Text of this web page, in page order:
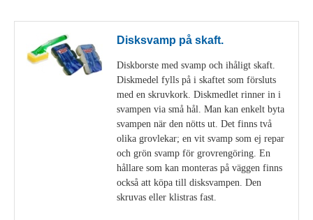
Disksvamp på skaft.
Diskborste med svamp och ihåligt skaft.
Diskmedel fylls på i skaftet som försluts
med en skruvkork. Diskmedlet rinner in i
svampen via små hål. Man kan enkelt byta
svampen när den nötts ut. Det finns två
olika grovlekar; en vit svamp som ej repar
och grön svamp för grovrengöring. En
hållare som kan monteras på väggen finns
också att köpa till disksvampen. Den
skruvas eller klistras fast.